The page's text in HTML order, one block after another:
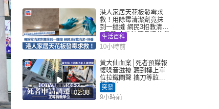
港人家居天花板發霉求
救！用除霉清潔劑竟抹
到一撻撻 網民3招教清潔
+保養 本地油漆品牌曾提
醒勿用1物防變色
生活百科
10小時前
02:38
黃大仙血案│死者預謀報
復噪音滋擾 聽到樓上單
位拉鐵閘聲 攜刀等𨋢伏
擊傷者
突發
9小時前